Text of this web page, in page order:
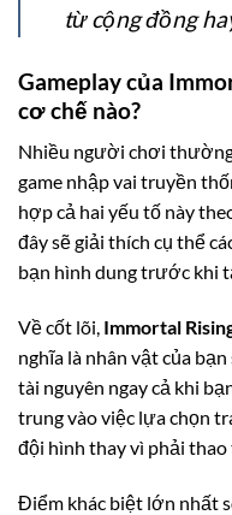
từ cộng đồng
Gameplay của
cơ chế nào?
Nhiều người chơi
game nhập vai truyền
hợp cả hai yếu tố này
đây sẽ giải thích cụ thể
bạn hình dung trước khi
Về cốt lõi, Immortal
nghĩa là nhân vật của
tài nguyên ngay cả khi
trung vào việc lựa chọn
đội hình thay vì phải
Điểm khác biệt lớn nhất